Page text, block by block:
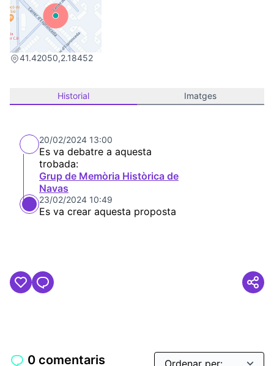
41.42050,2.18452
(Link externo)
Historial Imatges
20/02/2024 13:00
Es va debatre a aquesta
trobada:
Grup de Memòria Històrica de
Navas
23/02/2024 10:49
Es va crear aquesta proposta
0 comentaris